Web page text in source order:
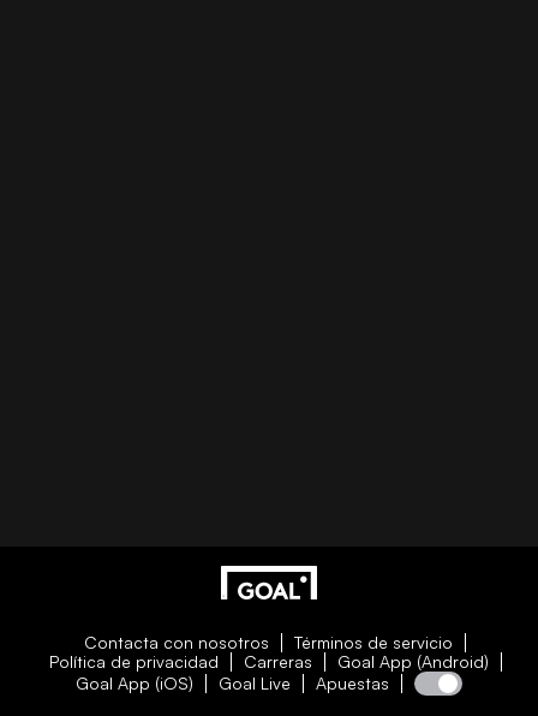
Contacta con nosotros
Términos de servicio
Política de privacidad
Carreras
Goal App (Android)
Goal App (iOS)
Goal Live Apuestas